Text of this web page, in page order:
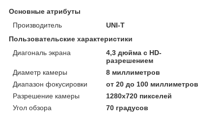
Основные атрибуты
Производитель
UNI-T
Пользовательские характеристики
Диагональ экрана
4,3 дюйма с HD-
разрешением
Диаметр камеры
8 миллиметров
Диапазон фокусировки
от 20 до 100 миллиметров
Разрешение камеры
1280x720 пикселей
Угол обзора
70 градусов